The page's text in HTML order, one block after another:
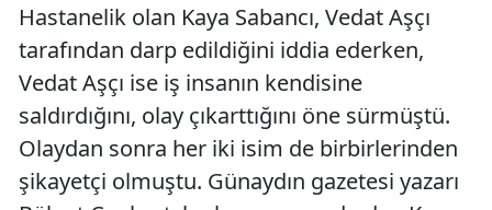
Hastanelik olan Kaya Sabancı, Vedat Aşçı
tarafından darp edildiğini iddia ederken,
Vedat Aşçı ise iş insanın kendisine
saldırdığını, olay çıkarttığını öne sürmüştü.
Olaydan sonra her iki isim de birbirlerinden
şikayetçi olmuştu. Günaydın gazetesi yazarı